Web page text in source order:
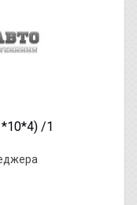
/1